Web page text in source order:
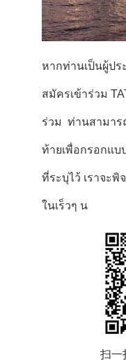
หากท่านเป็นผู้ป
สมัครเข้าร่วม
ร่วม ท่านสามาร
ท้ายเพื่อกรอกแบ
ที่ระบุไว้ เราจะ
ในเร็วๆ น
扫一